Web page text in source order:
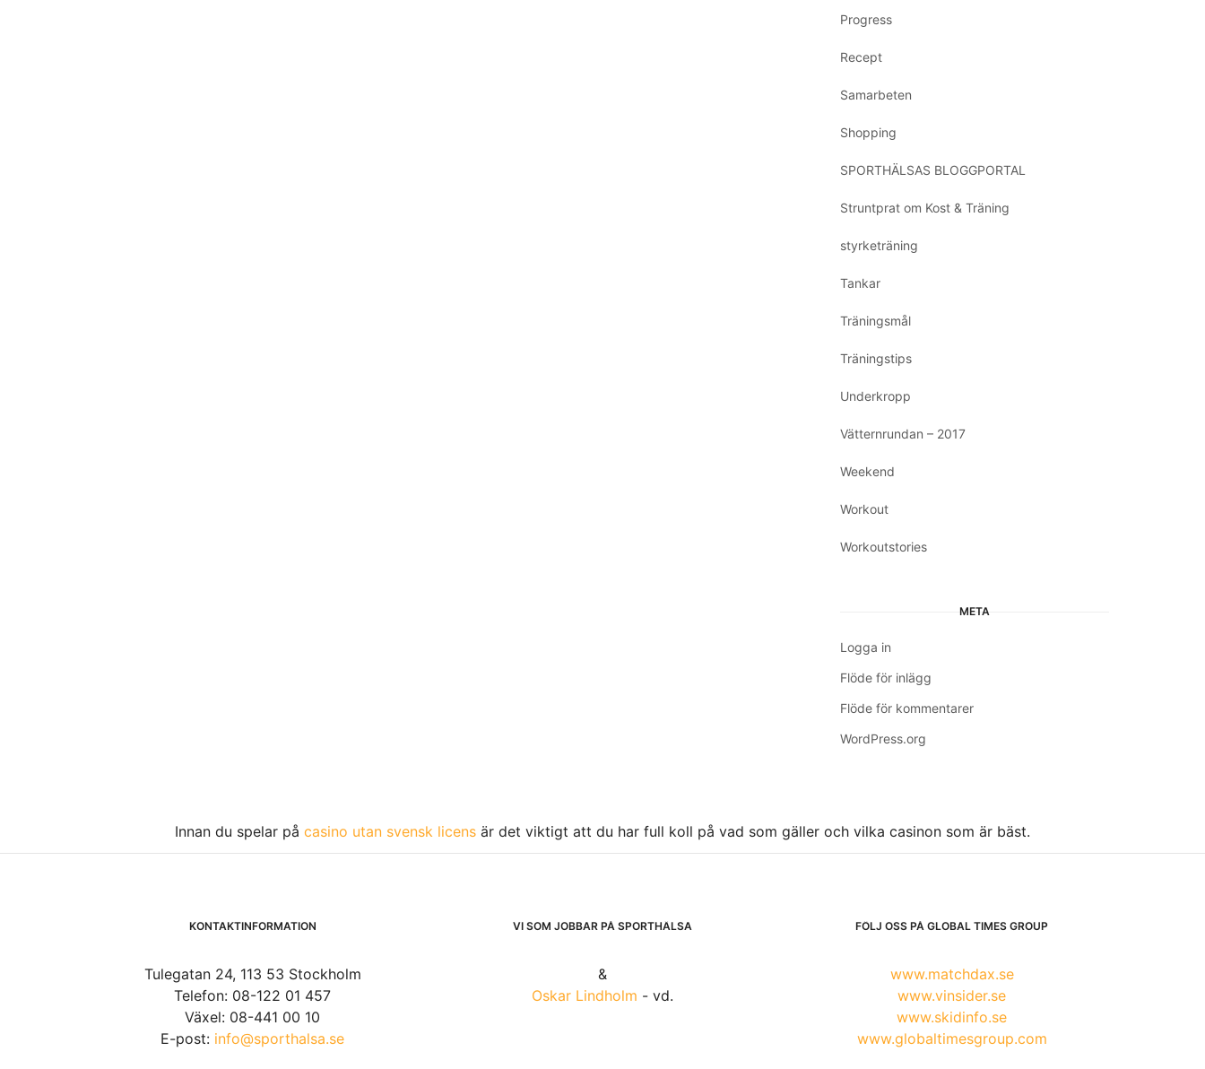
Progress
Recept
Samarbeten
Shopping
SPORTHÄLSAS BLOGGPORTAL
Struntprat om Kost & Träning
styrketräning
Tankar
Träningsmål
Träningstips
Underkropp
Vätternrundan – 2017
Weekend
Workout
Workoutstories
META
Logga in
Flöde för inlägg
Flöde för kommentarer
WordPress.org
Innan du spelar på casino utan svensk licens är det viktigt att du har full koll på vad som gäller och vilka casinon som är bäst.
KONTAKTINFORMATION
Tulegatan 24, 113 53 Stockholm
Telefon: 08-122 01 457
Växel: 08-441 00 10
E-post: info@sporthalsa.se
VI SOM JOBBAR PÅ SPORTHÄLSA
&
Oskar Lindholm - vd.
FÖLJ OSS PÅ GLOBAL TIMES GROUP
www.matchdax.se
www.vinsider.se
www.skidinfo.se
www.globaltimesgroup.com